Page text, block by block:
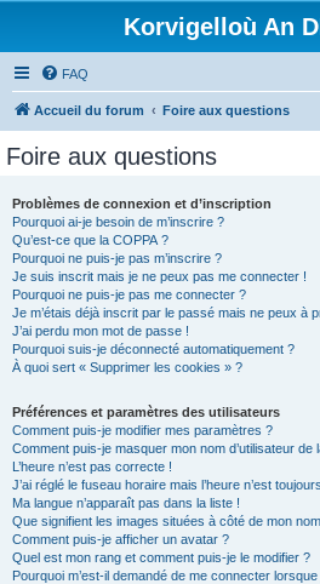
Korvigelloù An
FAQ
Accueil du forum Foire aux questions
Foire aux questions
Problèmes de connexion et d’inscription
Pourquoi ai-je besoin de m’inscrire ?
Qu’est-ce que la COPPA ?
Pourquoi ne puis-je pas m’inscrire ?
Je suis inscrit mais je ne peux pas me connecter !
Pourquoi ne puis-je pas me connecter ?
Je m’étais déjà inscrit par le passé mais ne peux à
J’ai perdu mon mot de passe !
Pourquoi suis-je déconnecté automatiquement ?
À quoi sert « Supprimer les cookies » ?
Préférences et paramètres des utilisateurs
Comment puis-je modifier mes paramètres ?
Comment puis-je masquer mon nom d’utilisateur
L’heure n’est pas correcte !
J’ai réglé le fuseau horaire mais l’heure n’est
Ma langue n’apparaît pas dans la liste !
Que signifient les images situées à côté de mon
Comment puis-je afficher un avatar ?
Quel est mon rang et comment puis-je le modifier ?
Pourquoi m’est-il demandé de me connecter